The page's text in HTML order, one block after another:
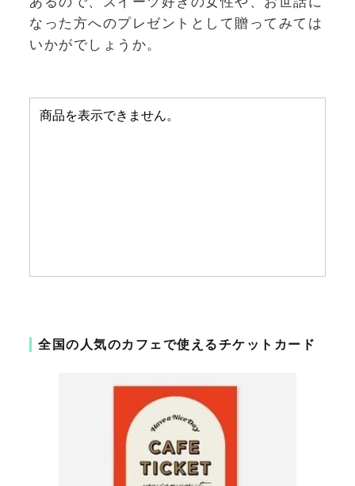
なった方へのプレゼントとして贈ってみては
いかがでしょうか。
全国の人気のカフェで使えるチケットカード